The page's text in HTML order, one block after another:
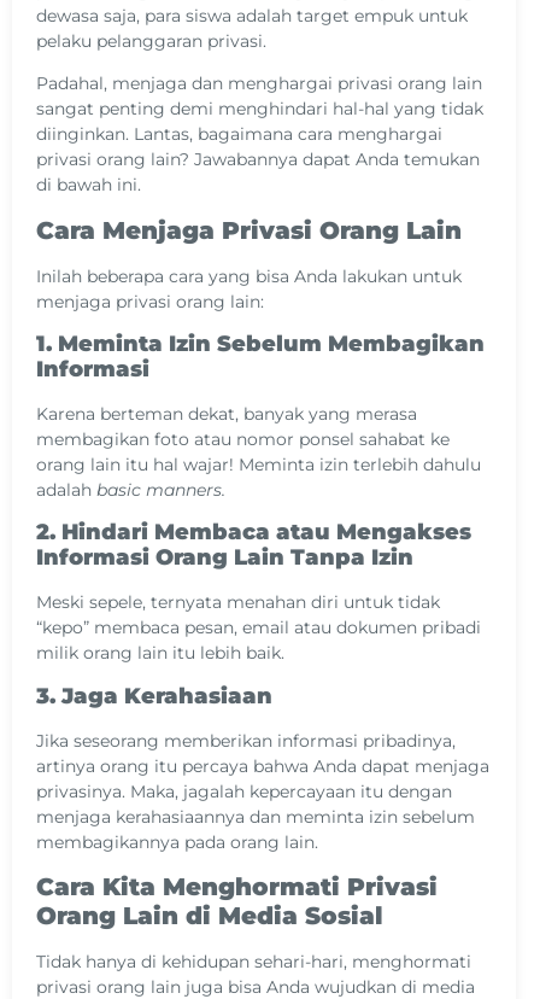
dewasa saja, para siswa adalah target empuk untuk
pelaku pelanggaran privasi.
Padahal, menjaga dan menghargai privasi orang lain
sangat penting demi menghindari hal-hal yang tidak
diinginkan. Lantas, bagaimana cara menghargai
privasi orang lain? Jawabannya dapat Anda temukan
di bawah ini.
Cara Menjaga Privasi Orang Lain
Inilah beberapa cara yang bisa Anda lakukan untuk
menjaga privasi orang lain:
1. Meminta Izin Sebelum Membagikan
Informasi
Karena berteman dekat, banyak yang merasa
membagikan foto atau nomor ponsel sahabat ke
orang lain itu hal wajar! Meminta izin terlebih dahulu
adalah basic manners.
2. Hindari Membaca atau Mengakses
Informasi Orang Lain Tanpa Izin
Meski sepele, ternyata menahan diri untuk tidak
“kepo” membaca pesan, email atau dokumen pribadi
milik orang lain itu lebih baik.
3. Jaga Kerahasiaan
Jika seseorang memberikan informasi pribadinya,
artinya orang itu percaya bahwa Anda dapat menjaga
privasinya. Maka, jagalah kepercayaan itu dengan
menjaga kerahasiaannya dan meminta izin sebelum
membagikannya pada orang lain.
Cara Kita Menghormati Privasi
Orang Lain di Media Sosial
Tidak hanya di kehidupan sehari-hari, menghormati
privasi orang lain juga bisa Anda wujudkan di media